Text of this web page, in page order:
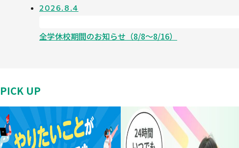
2026.8.4
全学休校期間のお知らせ（8/8～8/16）
PICK UP